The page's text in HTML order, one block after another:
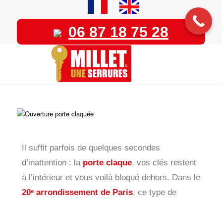
06 87 18 75 28
Il suffit parfois de quelques secondes
d’inattention : la porte claque, vos clés restent
à l’intérieur et vous voilà bloqué dehors. Dans le
20ᵉ arrondissement de Paris, ce type de